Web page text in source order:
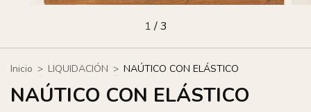
1/3
Inicio > LIQUIDACIÓN > NAÚTICO CON ELÁSTICO
NAÚTICO CON ELÁSTICO